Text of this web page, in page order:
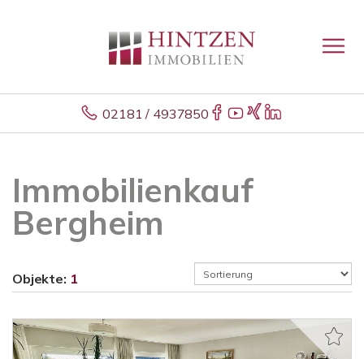
02181 / 4937850
Immobilienkauf
Bergheim
Objekte: 1